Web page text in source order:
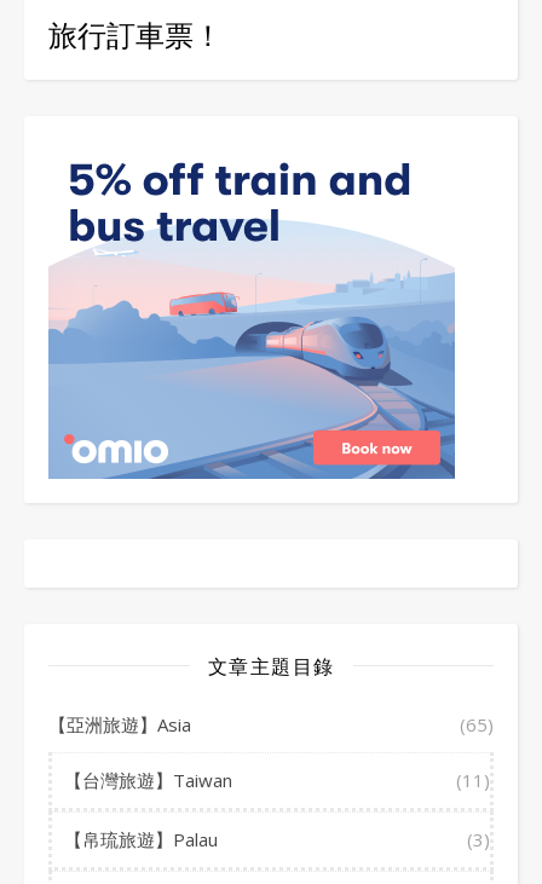
旅行訂車票！
文章主題目錄
【亞洲旅遊】Asia (65)
【台灣旅遊】Taiwan (11)
【帛琉旅遊】Palau (3)